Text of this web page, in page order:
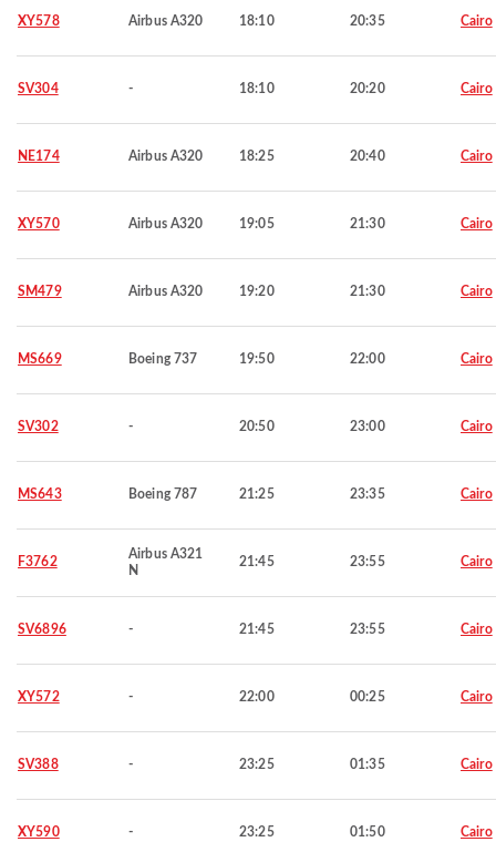
XY578 Airbus A320 18:10 20:35 Cairo
SV304 - 18:10 20:20 Cairo
NE174 Airbus A320 18:25 20:40 Cairo
XY570 Airbus A320 19:05 21:30 Cairo
SM479 Airbus A320 19:20 21:30 Cairo
MS669 Boeing 737 19:50 22:00 Cairo
SV302 - 20:50 23:00 Cairo
MS643 Boeing 787 21:25 23:35 Cairo
F3762
Airbus A321
N
21:45 23:55 Cairo
SV6896 - 21:45 23:55 Cairo
XY572 - 22:00 00:25 Cairo
SV388 - 23:25 01:35 Cairo
XY590 - 23:25 01:50 Cairo